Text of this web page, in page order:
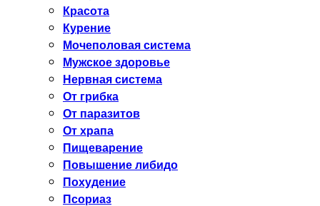
Красота
Курение
Мочеполовая система
Мужское здоровье
Нервная система
От грибка
От паразитов
От храпа
Пищеварение
Повышение либидо
Похудение
Псориаз